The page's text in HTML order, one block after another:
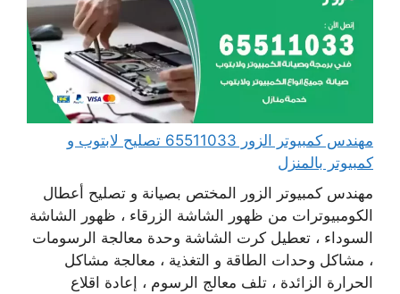
مهندس كمبيوتر الزور 65511033 تصليح لابتوب و
كمبيوتر بالمنزل
مهندس كمبيوتر الزور المختص بصيانة و تصليح أعطال
الكومبيوترات من ظهور الشاشة الزرقاء ، ظهور الشاشة
السوداء ، تعطيل كرت الشاشة وحدة معالجة الرسومات
، مشاكل وحدات الطاقة و التغذية ، معالجة مشاكل
الحرارة الزائدة ، تلف معالج الرسوم ، إعادة اقلاع